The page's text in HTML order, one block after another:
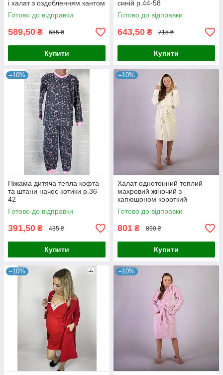
і халат з оздобленням кантом
мокко 44-54р.
Готово до відправки
589,50 ₴ 655 ₴
Купити
синій р.44-58
Готово до відправки
643,50 ₴ 715 ₴
Купити
–10%
Піжама дитяча тепла кофта
та штани начос котики р.36-
42
Готово до відправки
391,50 ₴ 435 ₴
Купити
–10%
Халат однотонний теплий
махровий жіночий з
капюшоном короткий
молочний р.42-54
Готово до відправки
801 ₴ 890 ₴
Купити
–10% –10%